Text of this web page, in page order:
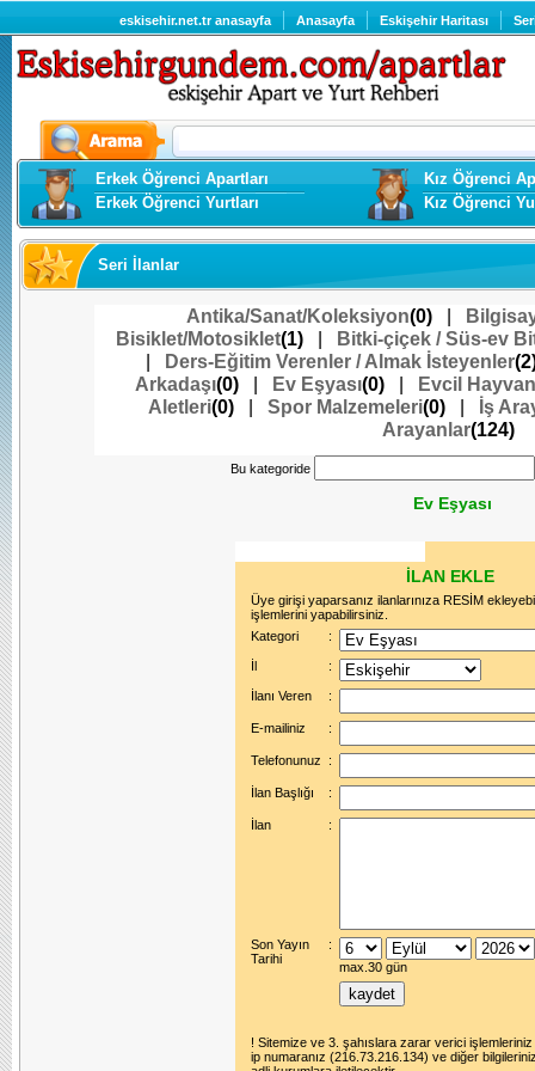
eskisehir.net.tr anasayfa Anasayfa Eskişehir Haritası
Erkek Öğrenci Apartları
Kız Öğrenci
Erkek Öğrenci Yurtları
Kız Öğrenci
Seri İlanlar
Antika/Sanat/Koleksiyon(0) |
Bisiklet/Motosiklet(1)| Bitki-çiçek / Süs-ev
| Ders-Eğitim Verenler / Almak İsteyenler
Arkadaşı(0)| Ev Eşyası(0)| Evcil
Aletleri(0)| Spor Malzemeleri(0)| İş
Arayanlar(124)
Bu kategoride
Ev Eşyası
İLAN EKLE
Üye girişi yaparsanız ilanlarınıza RESİM
işlemlerini yapabilirsiniz.
Kategori
:
İl :
İlanı Veren :
E-mailiniz :
Telefonunuz :
İlan Başlığı :
İlan :
Son Yayın
Tarihi
:
max.30 gün
! Sitemize ve 3. şahıslara zarar verici işlemleriniz
ip numaranız (216.73.216.134) ve diğer